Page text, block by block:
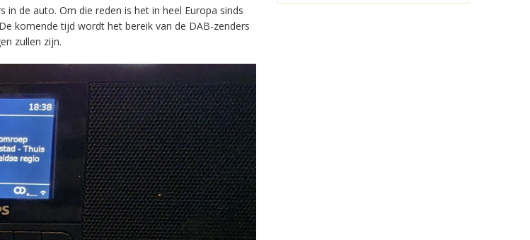
de auto. Om die reden is het in heel Europa sinds
komende tijd wordt het bereik van de DAB-zenders
zullen zijn.